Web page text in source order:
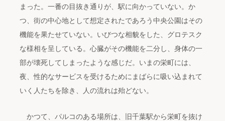
まった。一番の目抜き通りが、駅に向かっていない。か
つ、街の中心地として想定されたであろう中央公園はその
機能を果たせていない。いびつな相貌をした、グロテスク
な様相を呈している。心臓がその機能を二分し、身体の一
部が壊死してしまったような感じだ。いまの栄町には、
夜、性的なサービスを受けるためにまばらに吸い込まれて
いく人たちを除き、人の流れは殆どない。
かつて、パルコのある場所は、旧千葉駅から栄町を抜け